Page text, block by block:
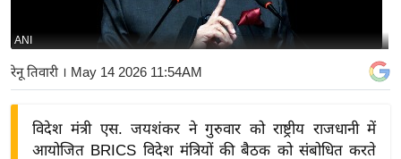
बि
ज़
ने
ANI
रेनू तिवारी । May 14 2026 11:54AM
विदेश मंत्री एस. जयशंकर ने गुरुवार को राष्ट्रीय राजधानी में
आयोजित BRICS विदेश मंत्रियों की बैठक को संबोधित करते